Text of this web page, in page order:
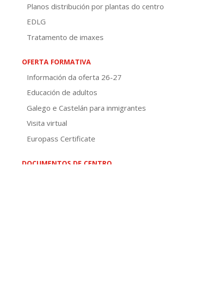
Planos distribución por plantas do centro
EDLG
Tratamento de imaxes
OFERTA FORMATIVA
Información da oferta 26-27
Educación de adultos
Galego e Castelán para inmigrantes
Visita virtual
Europass Certificate
DOCUMENTOS DE CENTRO